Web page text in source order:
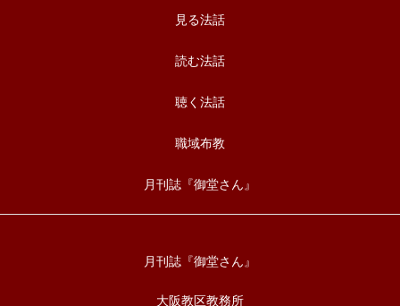
見る法話
読む法話
聴く法話
職域布教
月刊誌『御堂さん』
月刊誌『御堂さん』
大阪教区教務所